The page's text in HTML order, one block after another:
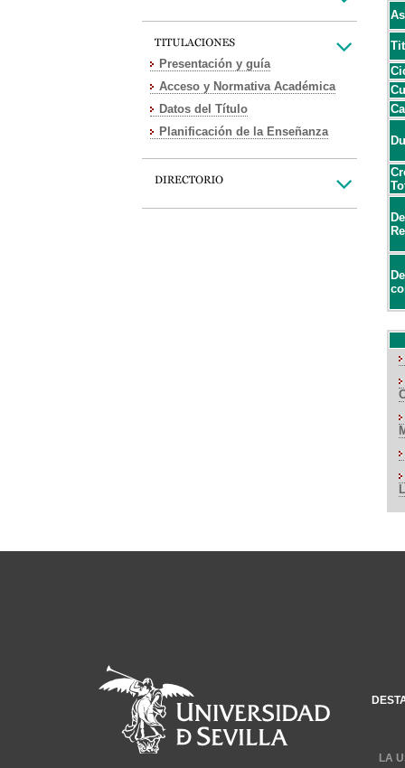
Presentación y guía
Acceso y Normativa Académica
Datos del Título
Planificación de la Enseñanza
LA